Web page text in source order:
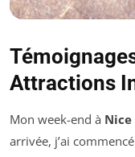
Attractions
Mon week-end à Nice
arrivée, j’ai